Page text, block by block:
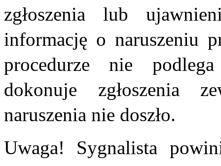
zgłoszenia lub
informację o naruszeniu
procedurze nie
dokonuje zgłoszenia
naruszenia nie doszło.
Uwaga! Sygnalista